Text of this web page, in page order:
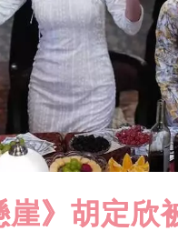
崖》胡定欣